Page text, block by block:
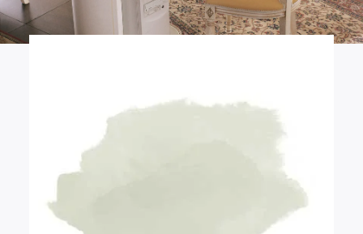
Der Kleiderschrank, der auch an den
Seiten dekoriert ist, die warmen
Pastelltöne, die handgefertigten
Dekorationen, die sich voneinander
unterscheiden, verleihen diesem